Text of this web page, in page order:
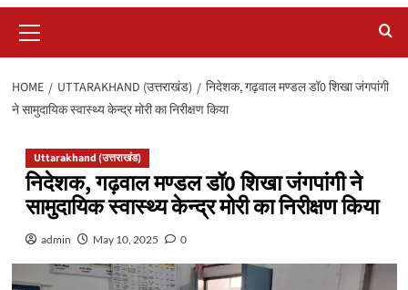
Menu
HOME UTTARAKHAND (उत्तराखंड)
निदेशक, गढ़वाल मण्डल डॉ0 शिखा जंगपांगी
ने सामुदायिक स्वास्थ्य केन्द्र मोरी का निरीक्षण किया
Uttarakhand (उत्तराखंड)
निदेशक, गढ़वाल मण्डल डॉ0 शिखा जंगपांगी ने
सामुदायिक स्वास्थ्य केन्द्र मोरी का निरीक्षण किया
admin May 10, 2025 0